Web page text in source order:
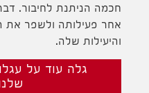
חכמה הניתנת לחיבור.
אחר פעילותה ולשפר את
והיעילות שלה.
גלה עוד על